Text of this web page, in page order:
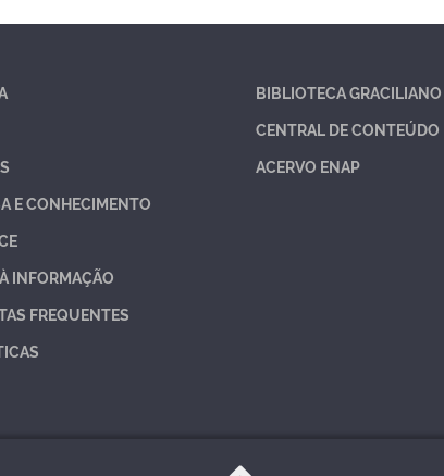
E CONHECIMENTO
INFORMAÇÃO
FREQUENTES
BIBLIOTECA
CENTRAL DE CONTEÚDO
ACERVO ENAP